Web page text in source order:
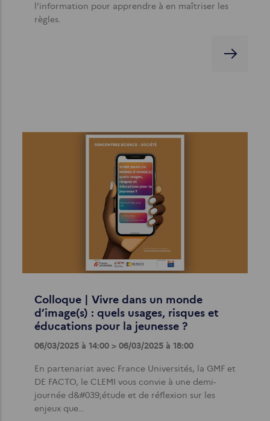
l’information pour apprendre à en maîtriser les
règles.
Colloque | Vivre dans un monde
d’image(s) : quels usages, risques et
éducations pour la jeunesse ?
06/03/2025 à 14:00 > 06/03/2025 à 18:00
En partenariat avec France Universités, la GMF et
DE FACTO, le CLEMI vous convie à une demi-
journée d&#039;étude et de réflexion sur les
enjeux que…